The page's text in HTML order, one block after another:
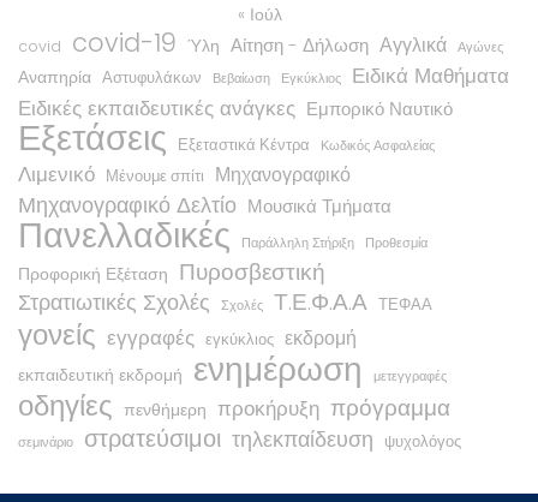
« Ιούλ
covid covid-19 Ύλη Αίτηση - Δήλωση Αγγλικά Αγώνες
Αναπηρία Αστυφυλάκων Βεβαίωση Εγκύκλιος Ειδικά Μαθήματα
Ειδικές εκπαιδευτικές ανάγκες Εμπορικό Ναυτικό
Εξετάσεις Εξεταστικά Κέντρα Κωδικός Ασφαλείας
Λιμενικό Μένουμε σπίτι Μηχανογραφικό
Μηχανογραφικό Δελτίο Μουσικά Τμήματα
Πανελλαδικές Παράλληλη Στήριξη Προθεσμία
Προφορική Εξέταση Πυροσβεστική
Στρατιωτικές Σχολές
Σχολές Τ.Ε.Φ.Α.Α ΤΕΦΑΑ
γονείς εγγραφές εγκύκλιος εκδρομή
εκπαιδευτική εκδρομή ενημέρωση μετεγγραφές
οδηγίες πενθήμερη προκήρυξη πρόγραμμα
σεμινάριο στρατεύσιμοι τηλεκπαίδευση ψυχολόγος